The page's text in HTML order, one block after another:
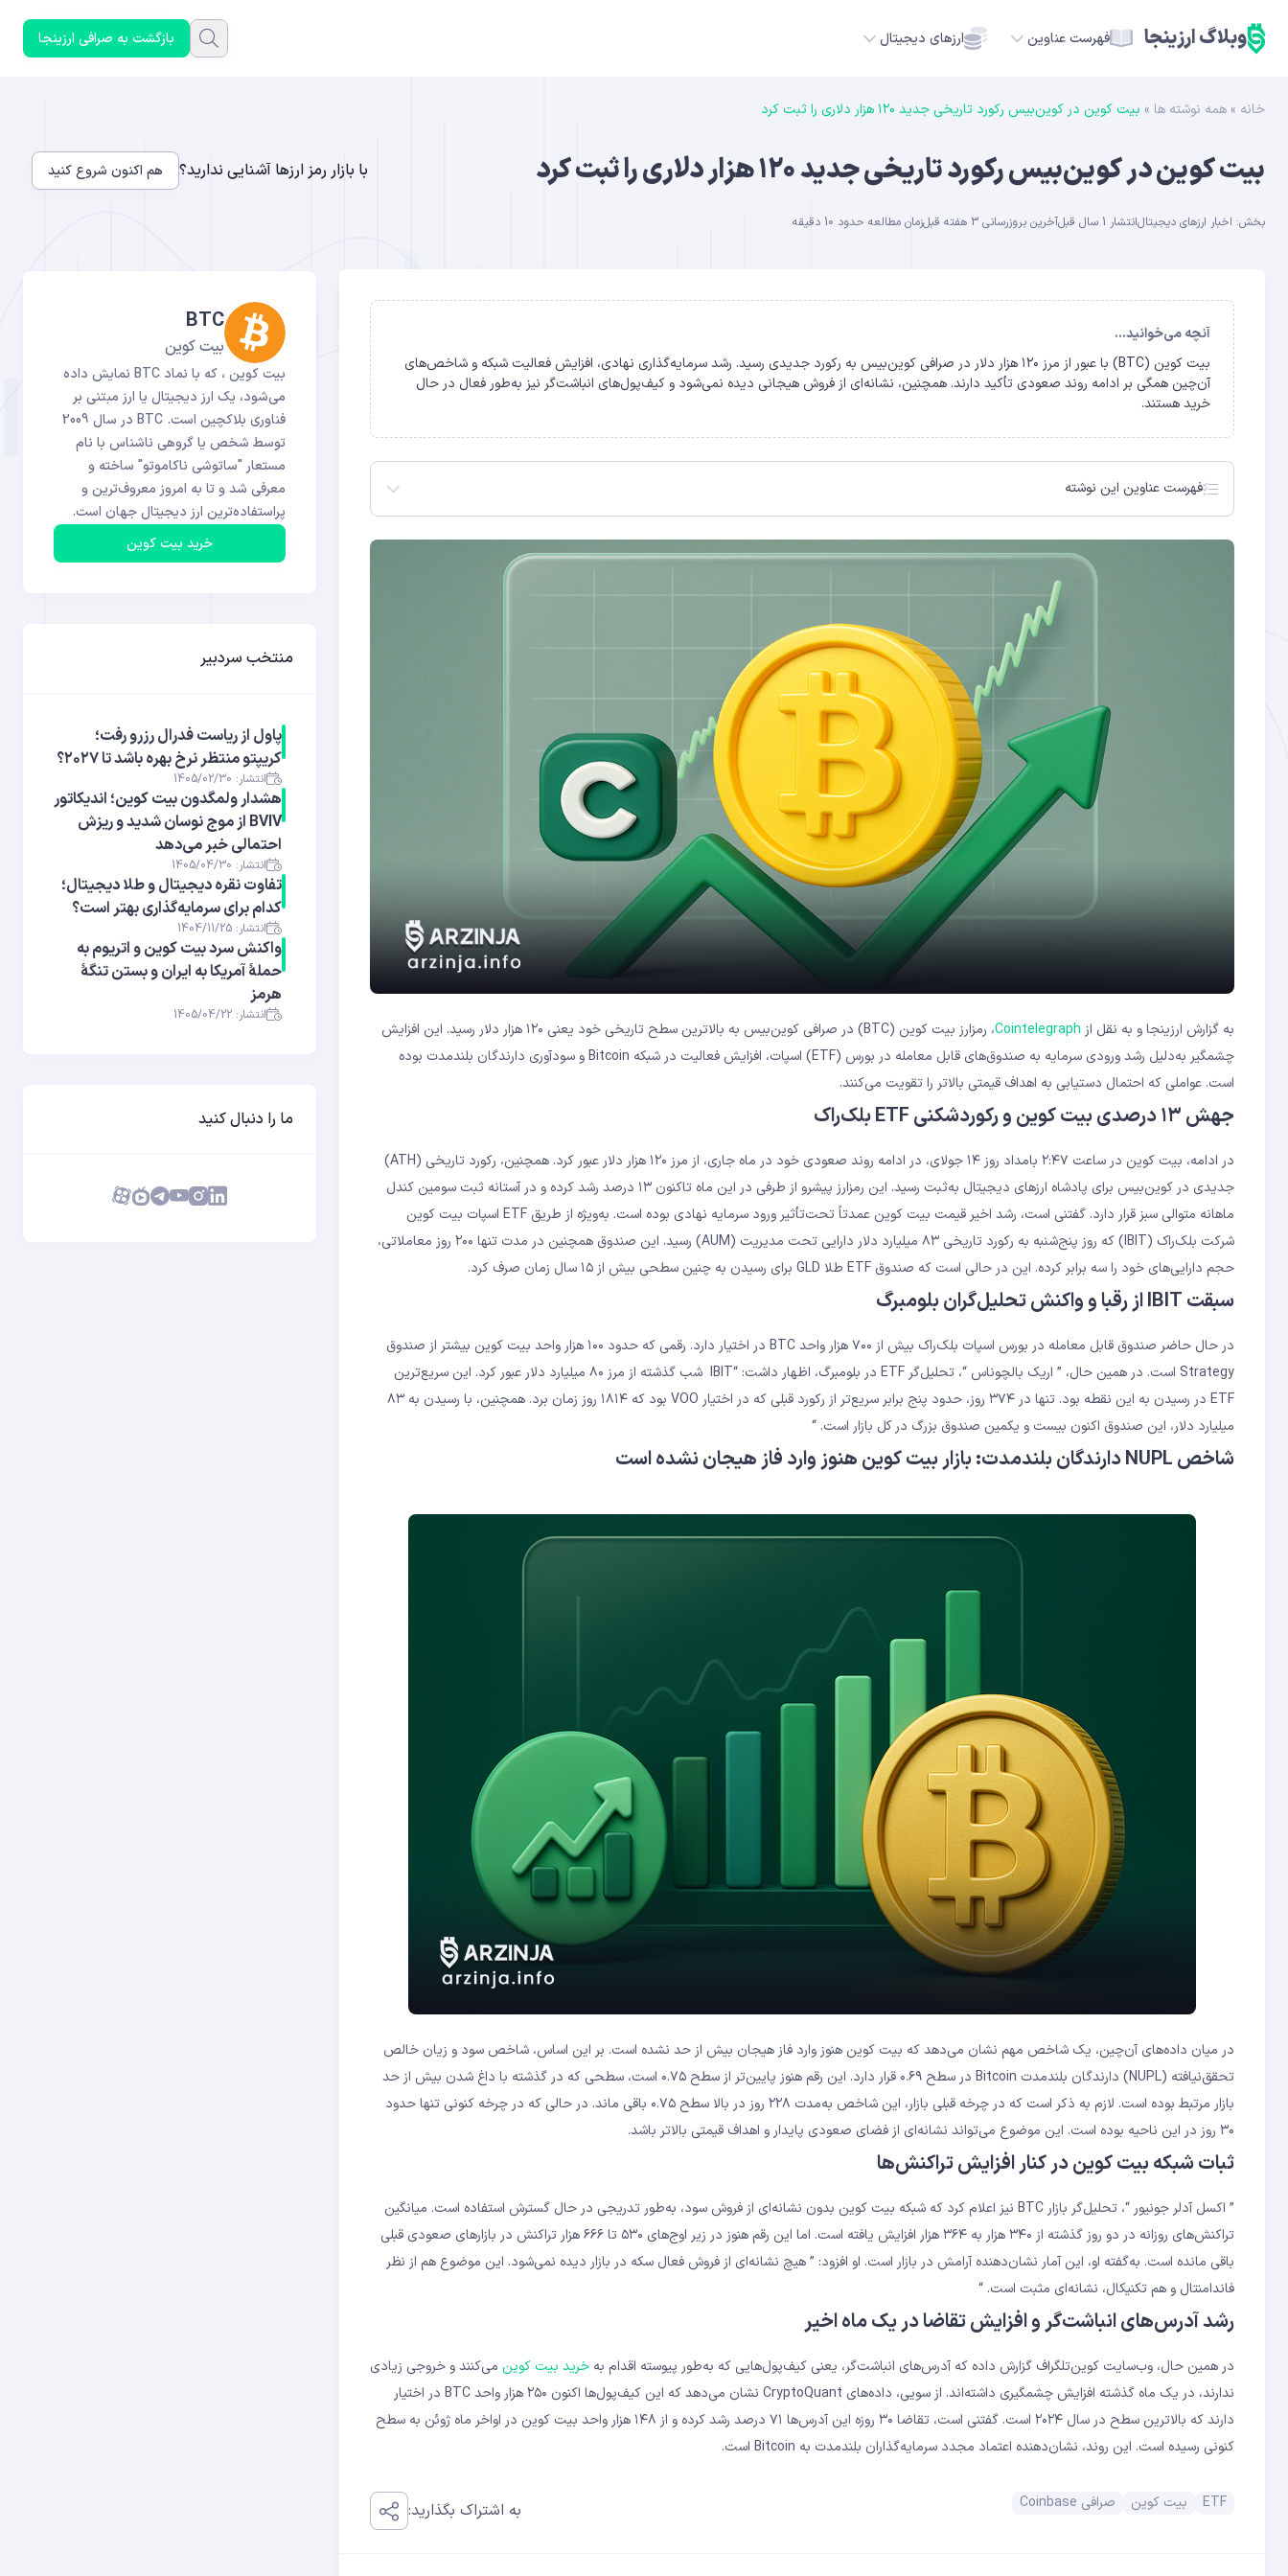
وبلاگ ارزینجا فهرست عناوین ارزهای دیجیتال
ADA
بازگشت به صرافی ارزینجا
خانه » همه نوشته ها » بیت ‌کوین در کوین‌بیس رکورد تاریخی جدید ۱۲۰ هزار دلاری را ثبت کرد
بیت ‌کوین در کوین‌بیس رکورد تاریخی جدید ۱۲۰ هزار دلاری را ثبت کرد با بازار رمز ارزها آشنایی ندارید؟ هم اکنون شروع کنید
بخش: اخبار ارزهای دیجیتالانتشار 1 سال قبل آخرین بروزرسانی 3 هفته قبل زمان مطالعه حدود 10 دقیقه
آنچه می‌خوانید...
بیت‌ کوین (BTC) با عبور از مرز ۱۲۰ هزار دلار در صرافی کوین‌بیس به رکورد جدیدی رسید. رشد سرمایه‌گذاری نهادی، افزایش فعالیت شبکه و شاخص‌های
آن‌چین همگی بر ادامه روند صعودی تأکید دارند. همچنین، نشانه‌ای از فروش هیجانی دیده نمی‌شود و کیف‌پول‌های انباشت‌گر نیز به‌طور فعال در حال
خرید هستند.
فهرست عناوین این نوشته
سبقت IBIT از رقبا و واکنش تحلیل‌گران بلومبرگ
ثبات شبکه بیت‌ کوین در کنار افزایش تراکنش‌ها
رشد آدرس‌های انباشت‌گر و افزایش تقاضا در یک ماه اخیر
به گزارش ارزینجا و به نقل از Cointelegraph
، رمزارز بیت‌ کوین (BTC) در صرافی کوین‌بیس به بالاترین سطح تاریخی خود یعنی ۱۲۰ هزار دلار رسید. این افزایش
چشمگیر به‌دلیل رشد ورودی سرمایه به صندوق‌های قابل معامله در بورس (ETF) اسپات، افزایش فعالیت در شبکه Bitcoin و سودآوری دارندگان بلندمدت بوده
است. عواملی که احتمال دستیابی به اهداف قیمتی بالاتر را تقویت می‌کنند.
جهش ۱۳ درصدی بیت‌ کوین و رکوردشکنی ETF بلک‌راک
در ادامه، بیت ‌کوین در ساعت ۲:۴۷ بامداد روز ۱۴ جولای، در ادامه روند صعودی خود در ماه جاری، از مرز ۱۲۰ هزار دلار عبور کرد. همچنین، رکورد تاریخی (ATH)
جدیدی در کوین‌بیس برای پادشاه ارزهای دیجیتال به‌ثبت رسید. این رمزارز پیشرو از طرفی در این ماه تاکنون ۱۳ درصد رشد کرده و در آستانه ثبت سومین کندل
ماهانه متوالی سبز قرار دارد. گفتنی است، رشد اخیر قیمت بیت ‌کوین عمدتاً تحت‌تأثیر ورود سرمایه نهادی بوده است. به‌ویژه از طریق ETF اسپات بیت ‌کوین
شرکت بلک‌راک (IBIT) که روز پنج‌شنبه به رکورد تاریخی ۸۳ میلیارد دلار دارایی تحت مدیریت (AUM) رسید. این صندوق همچنین در مدت تنها ۲۰۰ روز معاملاتی،
حجم دارایی‌های خود را سه برابر کرده. این در حالی است که صندوق ETF طلا GLD برای رسیدن به چنین سطحی بیش از ۱۵ سال زمان صرف کرد.
سبقت IBIT از رقبا و واکنش تحلیل‌گران بلومبرگ
در حال حاضر صندوق قابل معامله در بورس اسپات بلک‌راک بیش از ۷۰۰ هزار واحد BTC در اختیار دارد. رقمی که حدود ۱۰۰ هزار واحد بیت‌ کوین بیشتر از صندوق
Strategy است. در همین حال، ” اریک بالچوناس “، تحلیل‌گر ETF در بلومبرگ، اظهار داشت: “IBIT شب گذشته از مرز ۸۰ میلیارد دلار عبور کرد. این سریع‌ترین
ETF در رسیدن به این نقطه بود. تنها در ۳۷۴ روز، حدود پنج برابر سریع‌تر از رکورد قبلی که در اختیار VOO بود که ۱۸۱۴ روز زمان برد. همچنین، با رسیدن به ۸۳
میلیارد دلار، این صندوق اکنون بیست‌ و‌ یکمین صندوق بزرگ در کل بازار است. “
شاخص NUPL دارندگان بلندمدت: بازار بیت‌ کوین هنوز وارد فاز هیجان نشده است
در میان داده‌های آن‌چین، یک شاخص مهم نشان می‌دهد که بیت ‌کوین هنوز وارد فاز هیجان بیش از حد نشده است. بر این اساس، شاخص سود و زیان خالص
تحقق‌نیافته (NUPL) دارندگان بلندمدت Bitcoin در سطح ۰.۶۹ قرار دارد. این رقم هنوز پایین‌تر از سطح ۰.۷۵ است، سطحی که در گذشته با داغ شدن بیش ‌از‌ حد
بازار مرتبط بوده است. لازم به ذکر است که در چرخه قبلی بازار، این شاخص به‌مدت ۲۲۸ روز در بالا سطح ۰.۷۵ باقی ماند. در حالی که در چرخه کنونی تنها حدود
۳۰ روز در این ناحیه بوده است. این موضوع می‌تواند نشانه‌ای از فضای صعودی پایدار و اهداف قیمتی بالاتر باشد.
ثبات شبکه بیت‌ کوین در کنار افزایش تراکنش‌ها
” اکسل آدلر جونیور “، تحلیل‌گر بازار BTC نیز اعلام کرد که شبکه بیت‌ کوین بدون نشانه‌ای از فروش سود، به‌طور تدریجی در حال گسترش استفاده است. میانگین
تراکنش‌های روزانه در دو روز گذشته از ۳۴۰ هزار به ۳۶۴ هزار افزایش یافته است. اما این رقم هنوز در زیر اوج‌های ۵۳۰ تا ۶۶۶ هزار تراکنش در بازارهای صعودی قبلی
باقی مانده است. به‌گفته او، این آمار نشان‌دهنده آرامش در بازار است. او افزود: ” هیچ نشانه‌ای از فروش فعال سکه در بازار دیده نمی‌شود. این موضوع هم از نظر
فاندامنتال و هم تکنیکال، نشانه‌ای مثبت است. “
رشد آدرس‌های انباشت‌گر و افزایش تقاضا در یک ماه اخیر
در همین حال، وب‌سایت کوین‌تلگراف گزارش داده که آدرس‌های انباشت‌گر، یعنی کیف‌پول‌هایی که به‌طور پیوسته اقدام به خرید بیت‌ کوین می‌‌کنند و خروجی زیادی
ندارند، در یک ماه گذشته افزایش چشمگیری داشته‌اند. از سویی، داده‌های CryptoQuant نشان می‌دهد که این کیف‌پول‌ها اکنون ۲۵۰ هزار واحد BTC در اختیار
دارند که بالاترین سطح در سال ۲۰۲۴ است. گفتنی است، تقاضا ۳۰ روزه این آدرس‌ها ۷۱ درصد رشد کرده و از ۱۴۸ هزار واحد بیت ‌کوین در اواخر ماه ژوئن به سطح
کنونی رسیده است. این روند، نشان‌دهنده اعتماد مجدد سرمایه‌گذاران بلندمدت به Bitcoin است.
ETF بیت کوین صرافی Coinbase به اشتراک بگذارید:
BTC
بیت کوین
بیت کوین ، که با نماد BTC نمایش داده
می‌شود، یک ارز دیجیتال یا ارز مبتنی بر
فناوری بلاکچین است. BTC در سال 2009
توسط شخص یا گروهی ناشناس با نام
مستعار "ساتوشی ناکاموتو" ساخته و
معرفی شد و تا به امروز معروف‌ترین و
پراستفاده‌ترین ارز دیجیتال جهان است.
خرید بیت کوین
منتخب سردبیر
پاول از ریاست فدرال رزرو رفت؛
کریپتو منتظر نرخ بهره باشد تا ۲۰۲۷؟
انتشار: 1405/02/30
هشدار ولمگدون بیت کوین؛ اندیکاتور
BVIV از موج نوسان شدید و ریزش
احتمالی خبر می‌دهد
انتشار: 1405/04/30
تفاوت نقره دیجیتال و طلا دیجیتال؛
کدام برای سرمایه‌گذاری بهتر است؟
انتشار: 1404/11/25
واکنش سرد بیت کوین و اتریوم به
حملهٔ آمریکا به ایران و بستن تنگهٔ
هرمز
انتشار: 1405/04/22
ما را دنبال کنید